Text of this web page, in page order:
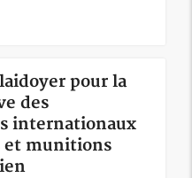
pour la
des
internationaux
et munitions